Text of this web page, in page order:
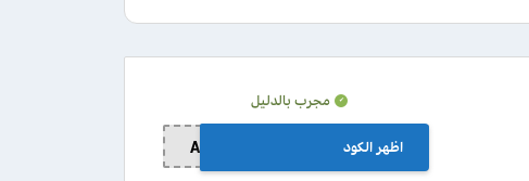
مجرب بالدليل
A80 اظهر الكود